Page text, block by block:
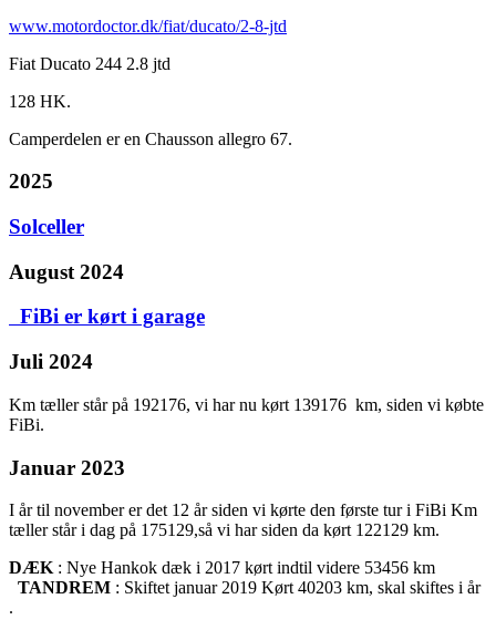
www.motordoctor.dk/fiat/ducato/2-8-jtd
Fiat Ducato 244 2.8 jtd
128 HK.
Camperdelen er en Chausson allegro 67.
2025
Solceller
August 2024
FiBi er kørt i garage
Juli 2024
Km tæller står på 192176, vi har nu kørt 139176 km, siden vi købte
FiBi.
Januar 2023
I år til november er det 12 år siden vi kørte den første tur i FiBi Km
tæller står i dag på 175129,så vi har siden da kørt 122129 km.
DÆK : Nye Hankok dæk i 2017 kørt indtil videre 53456 km
TANDREM : Skiftet januar 2019 Kørt 40203 km, skal skiftes i år
.